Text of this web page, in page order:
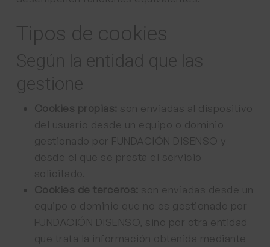
Tipos de cookies
Según la entidad que las
gestione
Cookies propias: son enviadas al dispositivo
del usuario desde un equipo o dominio
gestionado por FUNDACIÓN DISENSO y
desde el que se presta el servicio
solicitado.
Cookies de terceros: son enviadas desde un
equipo o dominio que no es gestionado por
FUNDACIÓN DISENSO, sino por otra entidad
que trata la información obtenida mediante